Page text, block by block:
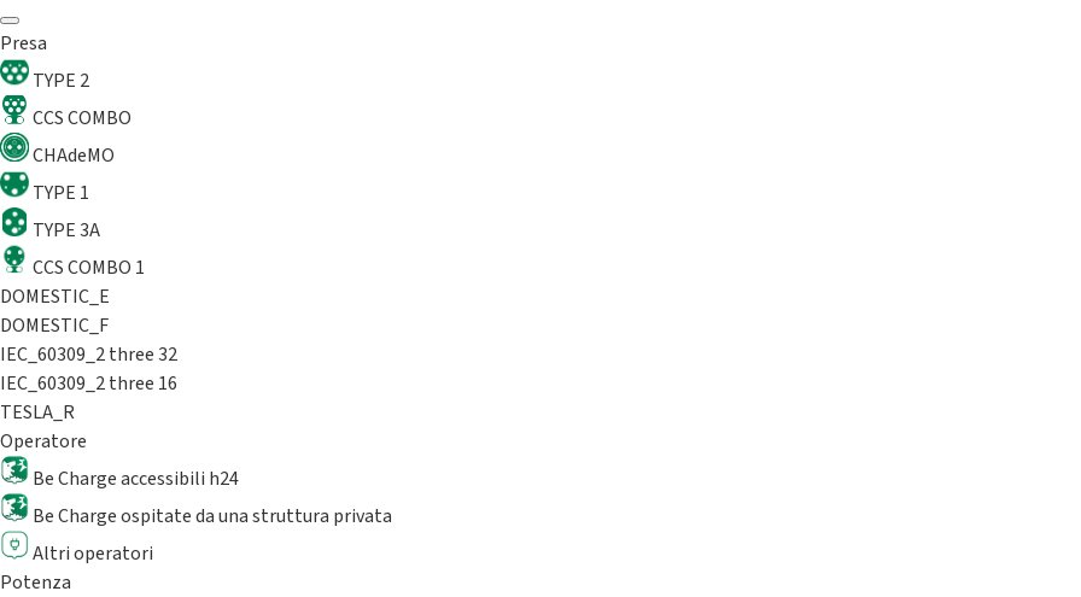
Presa
TYPE 2
CCS COMBO
CHAdeMO
TYPE 1
TYPE 3A
CCS COMBO 1
DOMESTIC_E
DOMESTIC_F
IEC_60309_2 three 32
IEC_60309_2 three 16
TESLA_R
Operatore
Be Charge accessibili h24
Be Charge ospitate da una struttura privata
Altri operatori
Potenza